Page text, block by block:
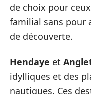
de choix pour
familial sans pour
de découverte.
Hendaye et
idylliques et des
nautiques. Ces